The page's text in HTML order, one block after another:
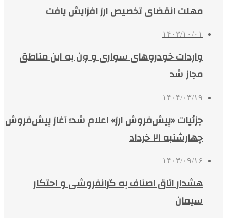
مهلت انقضای تخصیص ارز افزایش یافت
۱۴۰۳/۱۰/۰۱
واردات خودروهای سواری و ون به این مناطق
مجاز شد
۱۴۰۴/۰۳/۱۹
جزئیات «پیش‌فروش ارز» اعلام شد؛ آغاز پیش‌فروش
چهارشنبه ۲۱ خرداد
۱۴۰۳/۰۹/۱۶
هشدار اتاق اصناف به گرانفروشی و احتکار
سیمان